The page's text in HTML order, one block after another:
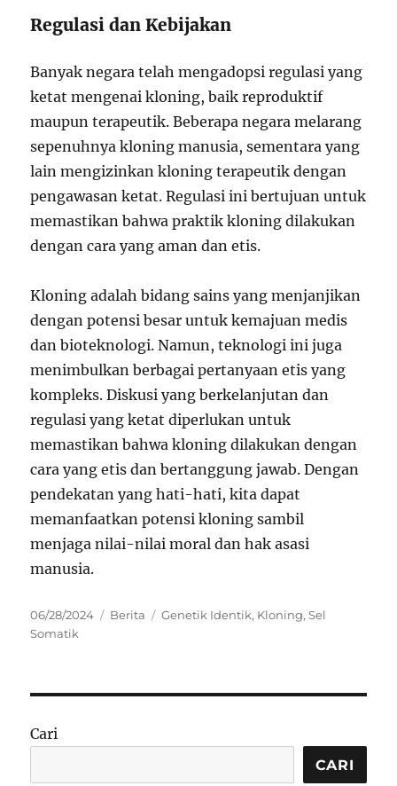
Regulasi dan Kebijakan
Banyak negara telah mengadopsi regulasi yang
ketat mengenai kloning, baik reproduktif
maupun terapeutik. Beberapa negara melarang
sepenuhnya kloning manusia, sementara yang
lain mengizinkan kloning terapeutik dengan
pengawasan ketat. Regulasi ini bertujuan untuk
memastikan bahwa praktik kloning dilakukan
dengan cara yang aman dan etis.
Kloning adalah bidang sains yang menjanjikan
dengan potensi besar untuk kemajuan medis
dan bioteknologi. Namun, teknologi ini juga
menimbulkan berbagai pertanyaan etis yang
kompleks. Diskusi yang berkelanjutan dan
regulasi yang ketat diperlukan untuk
memastikan bahwa kloning dilakukan dengan
cara yang etis dan bertanggung jawab. Dengan
pendekatan yang hati-hati, kita dapat
memanfaatkan potensi kloning sambil
menjaga nilai-nilai moral dan hak asasi
manusia.
Posted
on
06/28/2024 Categories
Berita Tags
Genetik Identik, Kloning,Sel
Somatik
Cari
CARI